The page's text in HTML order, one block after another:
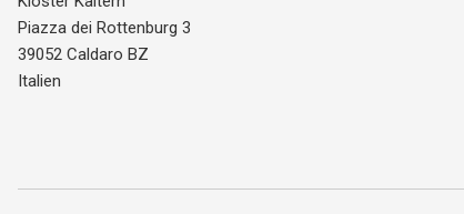
Piazza dei Rottenburg 3
39052 Caldaro BZ
Italien